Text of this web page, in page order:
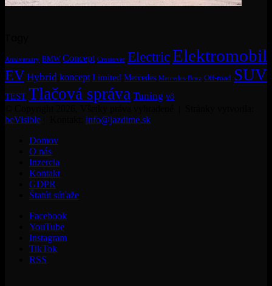
Anniversary BMW Concept Crossover ElectricElektromobil
EV Hybrid koncept Limited Mercedes Mercedes-Benz Off-road SUV
TEST Tlačová správa Tuning v8
beVisible
info@jazdime.sk
Domov
O nás
Inzercia
Kontakt
GDPR
Štatút súťaže
Facebook
YouTube
Instagram
TikTok
RSS